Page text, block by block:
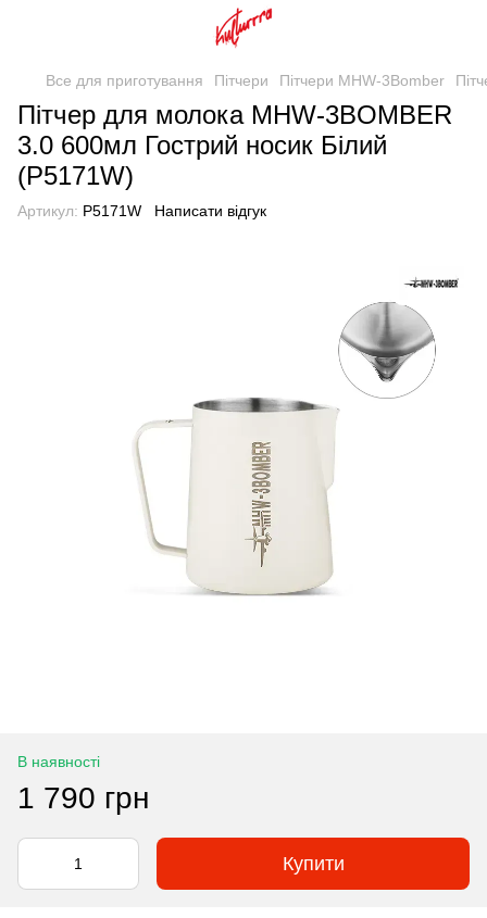
Все для приготування Пітчери Пітчери MHW-3Bomber
Пітчер для молока MHW-3BOMBER
3.0 600мл Гострий носик Білий
(P5171W)
Артикул: P5171W Написати відгук
В наявності
1 790 грн
Купити